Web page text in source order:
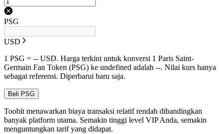
PSG
USD
1 PSG = -- USD. Harga terkini untuk konversi 1 Paris Saint-
Germain Fan Token (PSG) ke undefined adalah --. Nilai kurs hanya
sebagai referensi. Diperbarui baru saja.
Beli PSG
Toobit menawarkan biaya transaksi relatif rendah dibandingkan
banyak platform utama. Semakin tinggi level VIP Anda, semakin
menguntungkan tarif yang didapat.